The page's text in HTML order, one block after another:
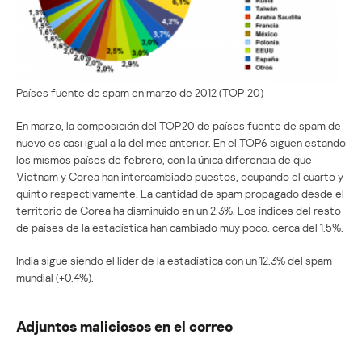
Países fuente de spam en marzo de 2012 (TOP 20)
En marzo, la composición del TOP20 de países fuente de spam de
nuevo es casi igual a la del mes anterior. En el TOP6 siguen estando
los mismos países de febrero, con la única diferencia de que
Vietnam y Corea han intercambiado puestos, ocupando el cuarto y
quinto respectivamente. La cantidad de spam propagado desde el
territorio de Corea ha disminuido en un 2,3%. Los índices del resto
de países de la estadística han cambiado muy poco, cerca del 1,5%.
India sigue siendo el líder de la estadística con un 12,3% del spam
mundial (+0,4%).
Adjuntos maliciosos en el correo